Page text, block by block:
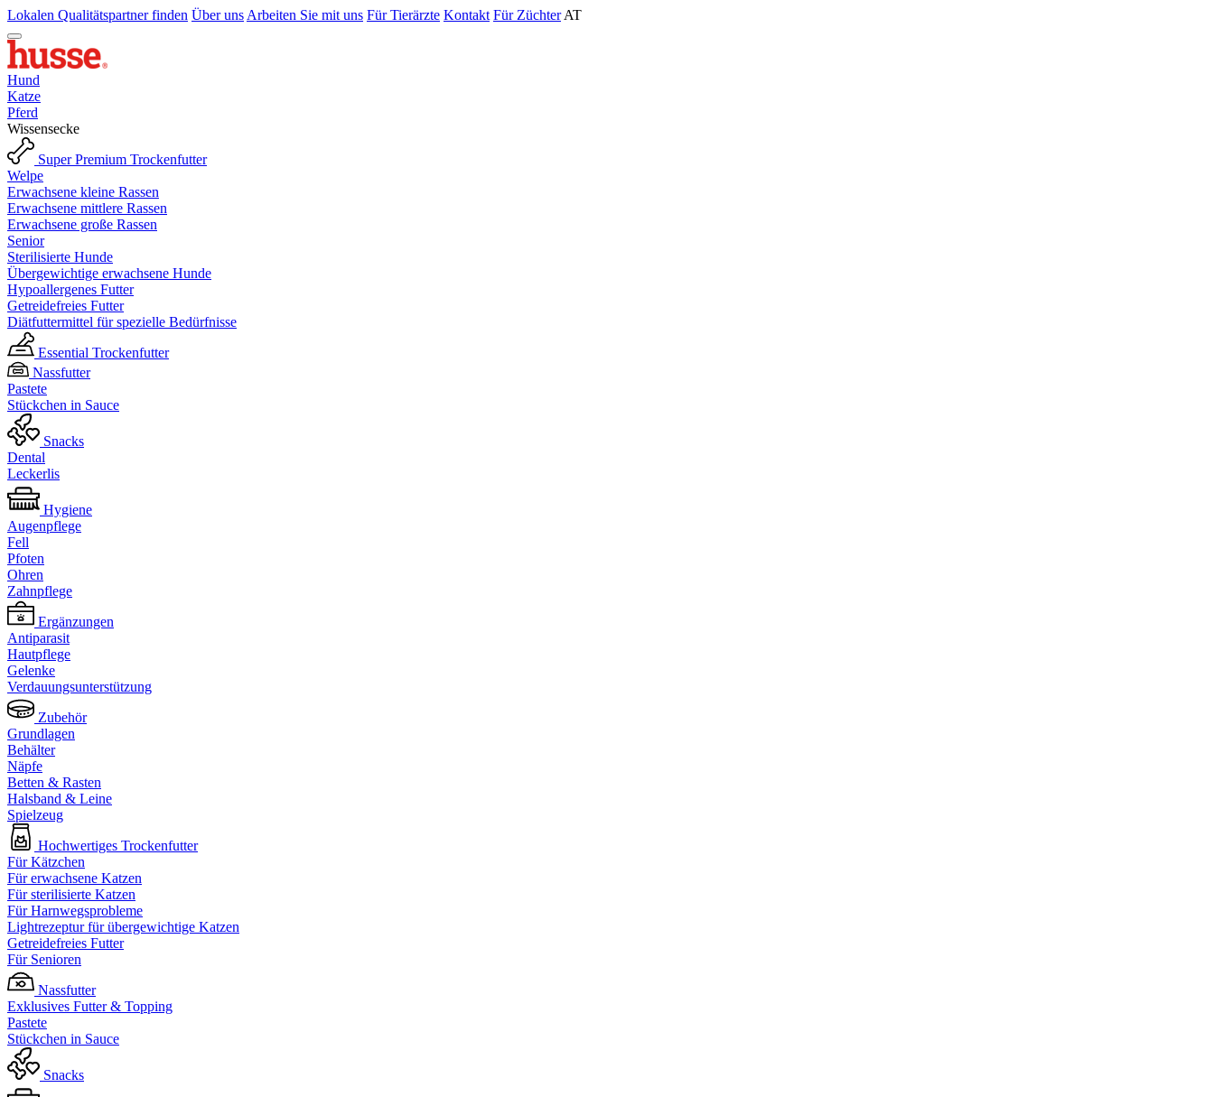
Lokalen Qualitätspartner finden Über uns Arbeiten Sie mit uns Für Tierärzte Kontakt Für Züchter AT
Hund
Katze
Pferd
Wissensecke
Super Premium Trockenfutter
Welpe
Erwachsene kleine Rassen
Erwachsene mittlere Rassen
Erwachsene große Rassen
Senior
Sterilisierte Hunde
Übergewichtige erwachsene Hunde
Hypoallergenes Futter
Getreidefreies Futter
Diätfuttermittel für spezielle Bedürfnisse
Essential Trockenfutter
Nassfutter
Pastete
Stückchen in Sauce
Snacks
Dental
Leckerlis
Hygiene
Augenpflege
Fell
Pfoten
Ohren
Zahnpflege
Ergänzungen
Antiparasit
Hautpflege
Gelenke
Verdauungsunterstützung
Zubehör
Grundlagen
Behälter
Näpfe
Betten & Rasten
Halsband & Leine
Spielzeug
Hochwertiges Trockenfutter
Für Kätzchen
Für erwachsene Katzen
Für sterilisierte Katzen
Für Harnwegsprobleme
Lightrezeptur für übergewichtige Katzen
Getreidefreies Futter
Für Senioren
Nassfutter
Exklusives Futter & Topping
Pastete
Stückchen in Sauce
Snacks